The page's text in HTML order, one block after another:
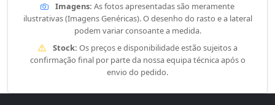
Imagens: As fotos apresentadas são meramente
ilustrativas (Imagens Genéricas). O desenho do rasto e a lateral
podem variar consoante a medida.
Stock: Os preços e disponibilidade estão sujeitos a
confirmação final por parte da nossa equipa técnica após o
envio do pedido.